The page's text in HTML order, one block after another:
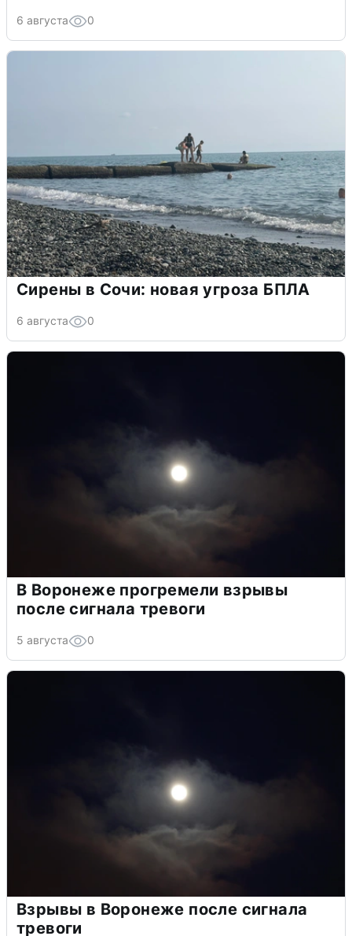
6 августа 0
Сирены в Сочи: новая угроза БПЛА
6 августа 0
В Воронеже прогремели взрывы
после сигнала тревоги
5 августа 0
Взрывы в Воронеже после сигнала
тревоги